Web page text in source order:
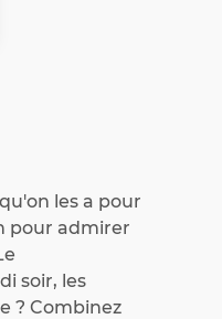
les a pour
pour admirer
soir, les
? Combinez